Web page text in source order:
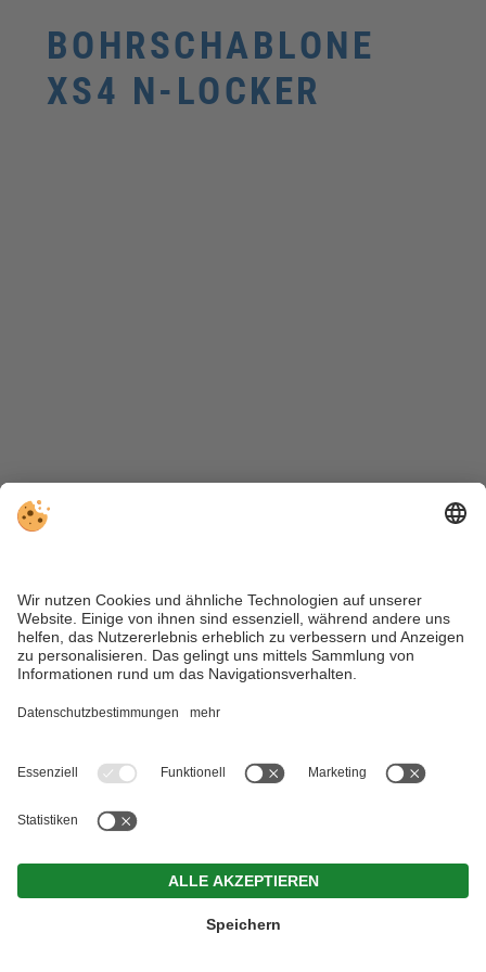
BOHRSCHABLONE
XS4 N-LOCKER